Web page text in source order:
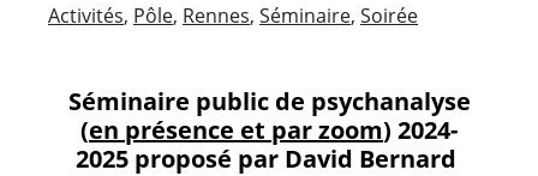
Activités Pôle Rennes Séminaire Soirée
Séminaire public de psychanalyse
(en présence et par zoom) 2024-
2025 proposé par David Bernard